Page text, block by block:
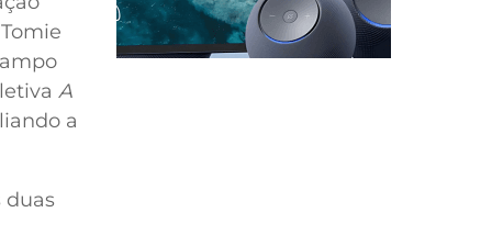
A
a
duas